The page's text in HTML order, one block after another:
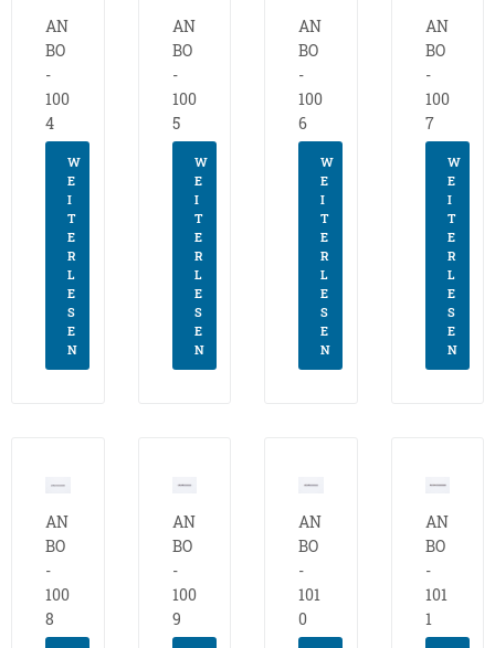
AN
BO
-
100
4
W
E
I
T
E
R
L
E
S
E
N
AN
BO
-
100
5
W
E
I
T
E
R
L
E
S
E
N
AN
BO
-
100
6
W
E
I
T
E
R
L
E
S
E
N
AN
BO
-
100
7
W
E
I
T
E
R
L
E
S
E
N
AN
BO
-
100
8
AN
BO
-
100
9
AN
BO
-
101
0
AN
BO
-
101
1